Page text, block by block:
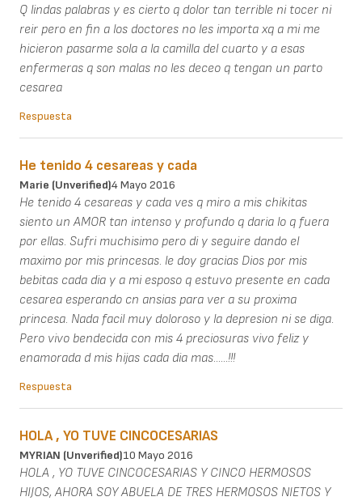
Q lindas palabras y es cierto q dolor tan terrible ni tocer ni
reir pero en fin a los doctores no les importa xq a mi me
hicieron pasarme sola a la camilla del cuarto y a esas
enfermeras q son malas no les deceo q tengan un parto
cesarea
Respuesta
He tenido 4 cesareas y cada
Marie (unverified)4 Mayo 2016
He tenido 4 cesareas y cada ves q miro a mis chikitas
siento un AMOR tan intenso y profundo q daria lo q fuera
por ellas. Sufri muchisimo pero di y seguire dando el
maximo por mis princesas. le doy gracias Dios por mis
bebitas cada dia y a mi esposo q estuvo presente en cada
cesarea esperando cn ansias para ver a su proxima
princesa. Nada facil muy doloroso y la depresion ni se diga.
Pero vivo bendecida con mis 4 preciosuras vivo feliz y
enamorada d mis hijas cada dia mas......!!!
Respuesta
HOLA , YO TUVE CINCOCESARIAS
MYRIAN (unverified)10 Mayo 2016
HOLA , YO TUVE CINCOCESARIAS Y CINCO HERMOSOS
HIJOS, AHORA SOY ABUELA DE TRES HERMOSOS NIETOS Y